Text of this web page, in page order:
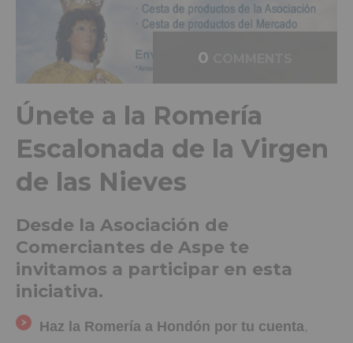
0
Únete a la Romería
Escalonada de la Virgen
de las Nieves
Desde la Asociación de
Comerciantes de Aspe te
invitamos a participar en esta
iniciativa.
Haz la Romería a Hondón por tu cuenta,